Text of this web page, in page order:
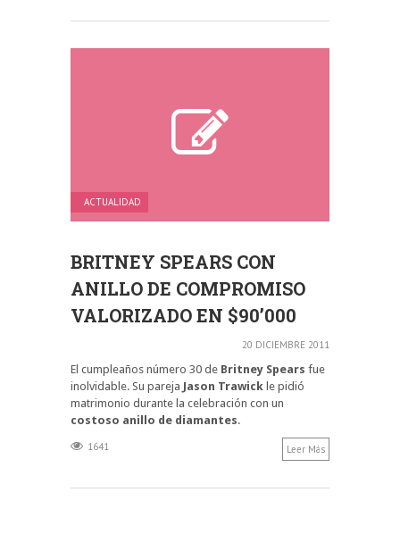
ACTUALIDAD
BRITNEY SPEARS CON
ANILLO DE COMPROMISO
VALORIZADO EN $90’000
20 DICIEMBRE 2011
El cumpleaños número 30 de Britney Spears fue
inolvidable. Su pareja Jason Trawick le pidió
matrimonio durante la celebración con un
costoso anillo de diamantes.
1641 Leer Más